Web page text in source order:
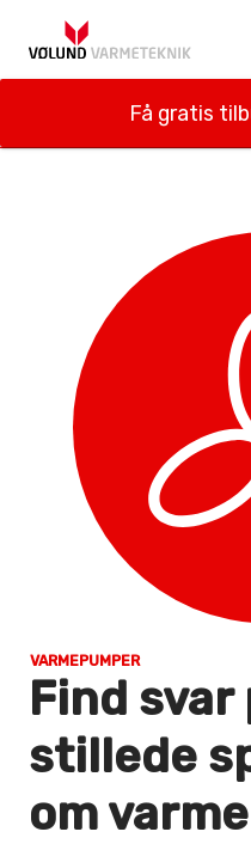
Få gratis
VARMEPUMPER
Find
stillede
om